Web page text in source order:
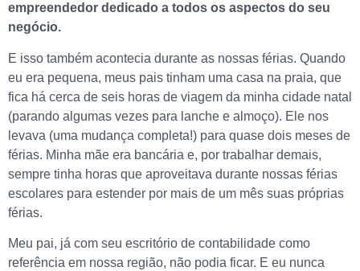
empreendedor dedicado a todos os aspectos do seu
negócio.
E isso também acontecia durante as nossas férias. Quando
eu era pequena, meus pais tinham uma casa na praia, que
fica há cerca de seis horas de viagem da minha cidade natal
(parando algumas vezes para lanche e almoço). Ele nos
levava (uma mudança completa!) para quase dois meses de
férias. Minha mãe era bancária e, por trabalhar demais,
sempre tinha horas que aproveitava durante nossas férias
escolares para estender por mais de um mês suas próprias
férias.
Meu pai, já com seu escritório de contabilidade como
referência em nossa região, não podia ficar. E eu nunca